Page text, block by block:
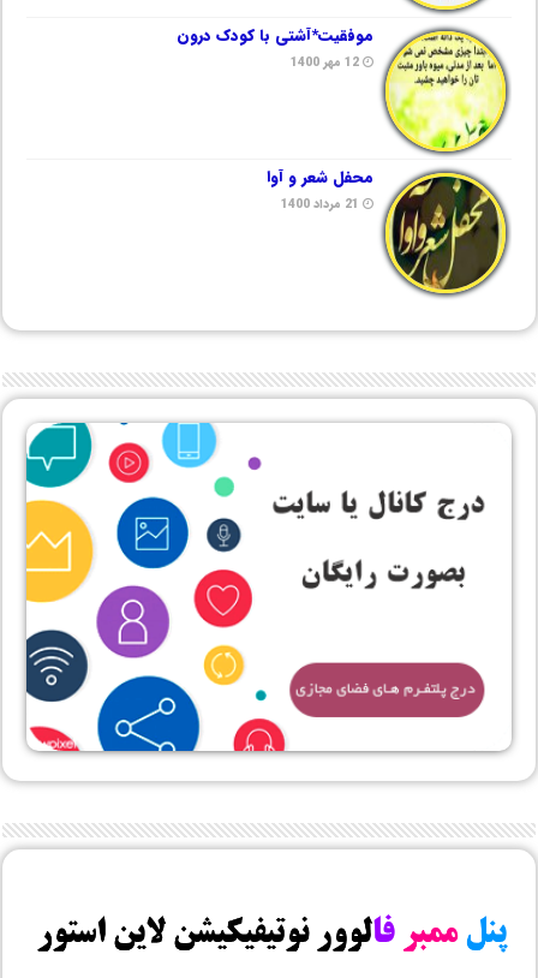
موفقیت*آشتی با کودک درون
12 مهر 1400
محفل شعر و آوا
21 مرداد 1400